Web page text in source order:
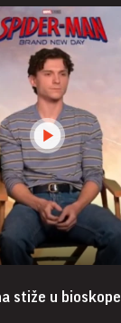
stiže u bioskope